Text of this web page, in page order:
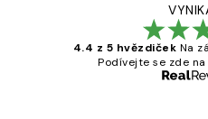
4.4 z 5 hvězdiček Na
Podívejte se zde